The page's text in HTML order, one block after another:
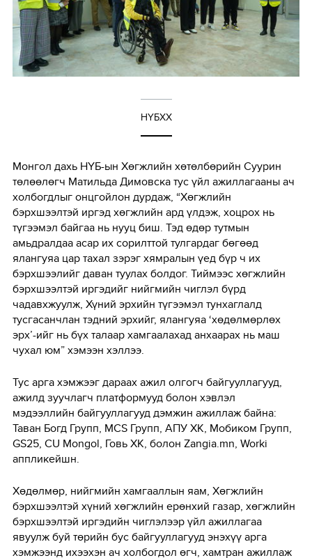
НҮБХХ
Монгол дахь НҮБ-ын Хөгжлийн хөтөлбөрийн Суурин
төлөөлөгч Матильда Димовска тус үйл ажиллагааны ач
холбогдлыг онцгойлон дурдаж, “Хөгжлийн
бэрхшээлтэй иргэд хөгжлийн ард үлдэж, хоцрох нь
түгээмэл байгаа нь нууц биш. Тэд өдөр тутмын
амьдралдаа асар их сорилттой тулгардаг бөгөөд
ялангуяа цар тахал зэрэг хямралын үед бүр ч их
бэрхшээлийг даван туулах болдог. Тиймээс хөгжлийн
бэрхшээлтэй иргэдийг нийгмийн чиглэл бүрд
чадавхжуулж, Хүний эрхийн түгээмэл тунхаглалд
тусгасанчлан тэдний эрхийг, ялангуяа ‘хөдөлмөрлөх
эрх’-ийг нь бүх талаар хамгаалахад анхаарах нь маш
чухал юм” хэмээн хэллээ.
Тус арга хэмжээг дараах ажил олгогч байгууллагууд,
ажилд зуучлагч платформууд болон хэвлэл
мэдээллийн байгууллагууд дэмжин ажиллаж байна:
Таван Богд Групп, МСS Групп, АПУ ХК, Мобиком Групп,
GS25, CU Mongol, Говь ХК, болон Zangiа.mn, Worki
aппликейшн.
Хөдөлмөр, нийгмийн хамгааллын яам, Хөгжлийн
бэрхшээлтэй хүний хөгжлийн ерөнхий газар, хөгжлийн
бэрхшээлтэй иргэдийн чиглэлээр үйл ажиллагаа
явуулж буй төрийн бус байгууллагууд энэхүү арга
хэмжээнд ихээхэн ач холбогдол өгч, хамтран ажиллаж